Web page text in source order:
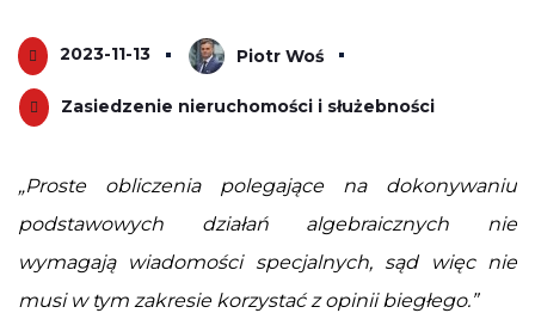
2023-11-13 Piotr Woś
Zasiedzenie nieruchomości i służebności
„Proste obliczenia polegające na dokonywaniu
podstawowych działań algebraicznych nie
wymagają wiadomości specjalnych, sąd więc nie
musi w tym zakresie korzystać z opinii biegłego.”